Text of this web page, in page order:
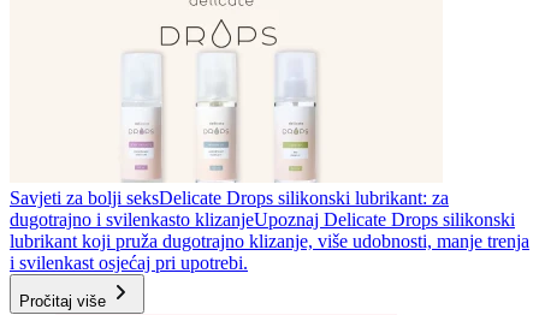
Savjeti za bolji seksDelicate Drops silikonski lubrikant: za
dugotrajno i svilenkasto klizanjeUpoznaj Delicate Drops silikonski
lubrikant koji pruža dugotrajno klizanje, više udobnosti, manje trenja
i svilenkast osjećaj pri upotrebi.
Pročitaj više